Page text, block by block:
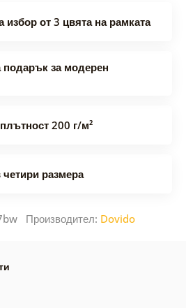
избор от 3 цвята на рамката
за модерен
200 г/м²
размера
Производител: Dovido